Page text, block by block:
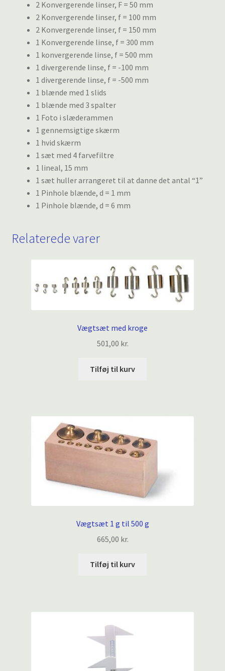
2 Konvergerende linser, F = 50 mm
2 Konvergerende linser, f = 100 mm
2 Konvergerende linser, f = 150 mm
1 Konvergerende linse, f = 300 mm
1 konvergerende linse, f = 500 mm
1 divergerende linse, f = -100 mm
1 divergerende linse, f = -500 mm
1 blænde med 1 slids
1 blænde med 3 spalter
1 Foto i slæderammen
1 gennemsigtige skærm
1 hvid skærm
1 sæt med 4 farvefiltre
1 lineal, 15 mm
1 sæt huller arrangeret til at danne det antal “1”
1 Pinhole blænde, d = 1 mm
1 Pinhole blænde, d = 6 mm
Relaterede varer
Vægtsæt med kroge
501,00 kr.
Tilføj til kurv
Vægtsæt 1 g til 500 g
665,00 kr.
Tilføj til kurv